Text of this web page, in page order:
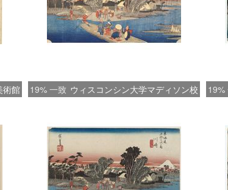
術館 19% 一致 ウィスコンシン大学マディソン校 19%